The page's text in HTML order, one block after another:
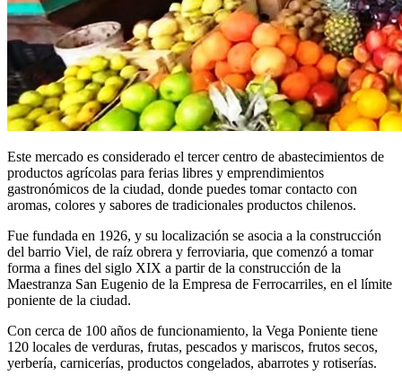
Este mercado es considerado el tercer centro de abastecimientos de
productos agrícolas para ferias libres y emprendimientos
gastronómicos de la ciudad, donde puedes tomar contacto con
aromas, colores y sabores de tradicionales productos chilenos.
Fue fundada en 1926, y su localización se asocia a la construcción
del barrio Viel, de raíz obrera y ferroviaria, que comenzó a tomar
forma a fines del siglo XIX a partir de la construcción de la
Maestranza San Eugenio de la Empresa de Ferrocarriles, en el límite
poniente de la ciudad.
Con cerca de 100 años de funcionamiento, la Vega Poniente tiene
120 locales de verduras, frutas, pescados y mariscos, frutos secos,
yerbería, carnicerías, productos congelados, abarrotes y rotiserías.